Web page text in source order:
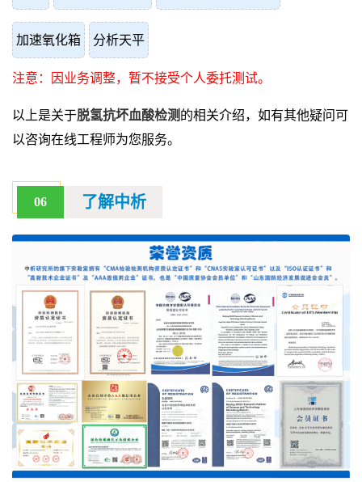
加速氧化箱 分析天平
注意：因业务调整，暂不接受个人委托测试。
以上是关于脱氢抗坏血酸检测 的相关介绍，如有其他疑问可
以咨询在线工程师为您服务。
06 了解中析